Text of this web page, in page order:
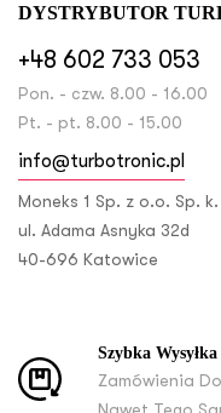
DYSTRYBUTOR
+48 602 733 053
Pon. - czw. 8.00 - 16.00
Pt. - pt. 8.00 - 15.00
info@turbotronic.pl
Moneks 1 Sp. z o.o. Sp. k.
ul. Adama Asnyka 32d
40-696 Katowice
Szybka Wysyłka
Zamówienia